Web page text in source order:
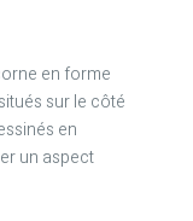
en forme
sur le côté
en
un aspect